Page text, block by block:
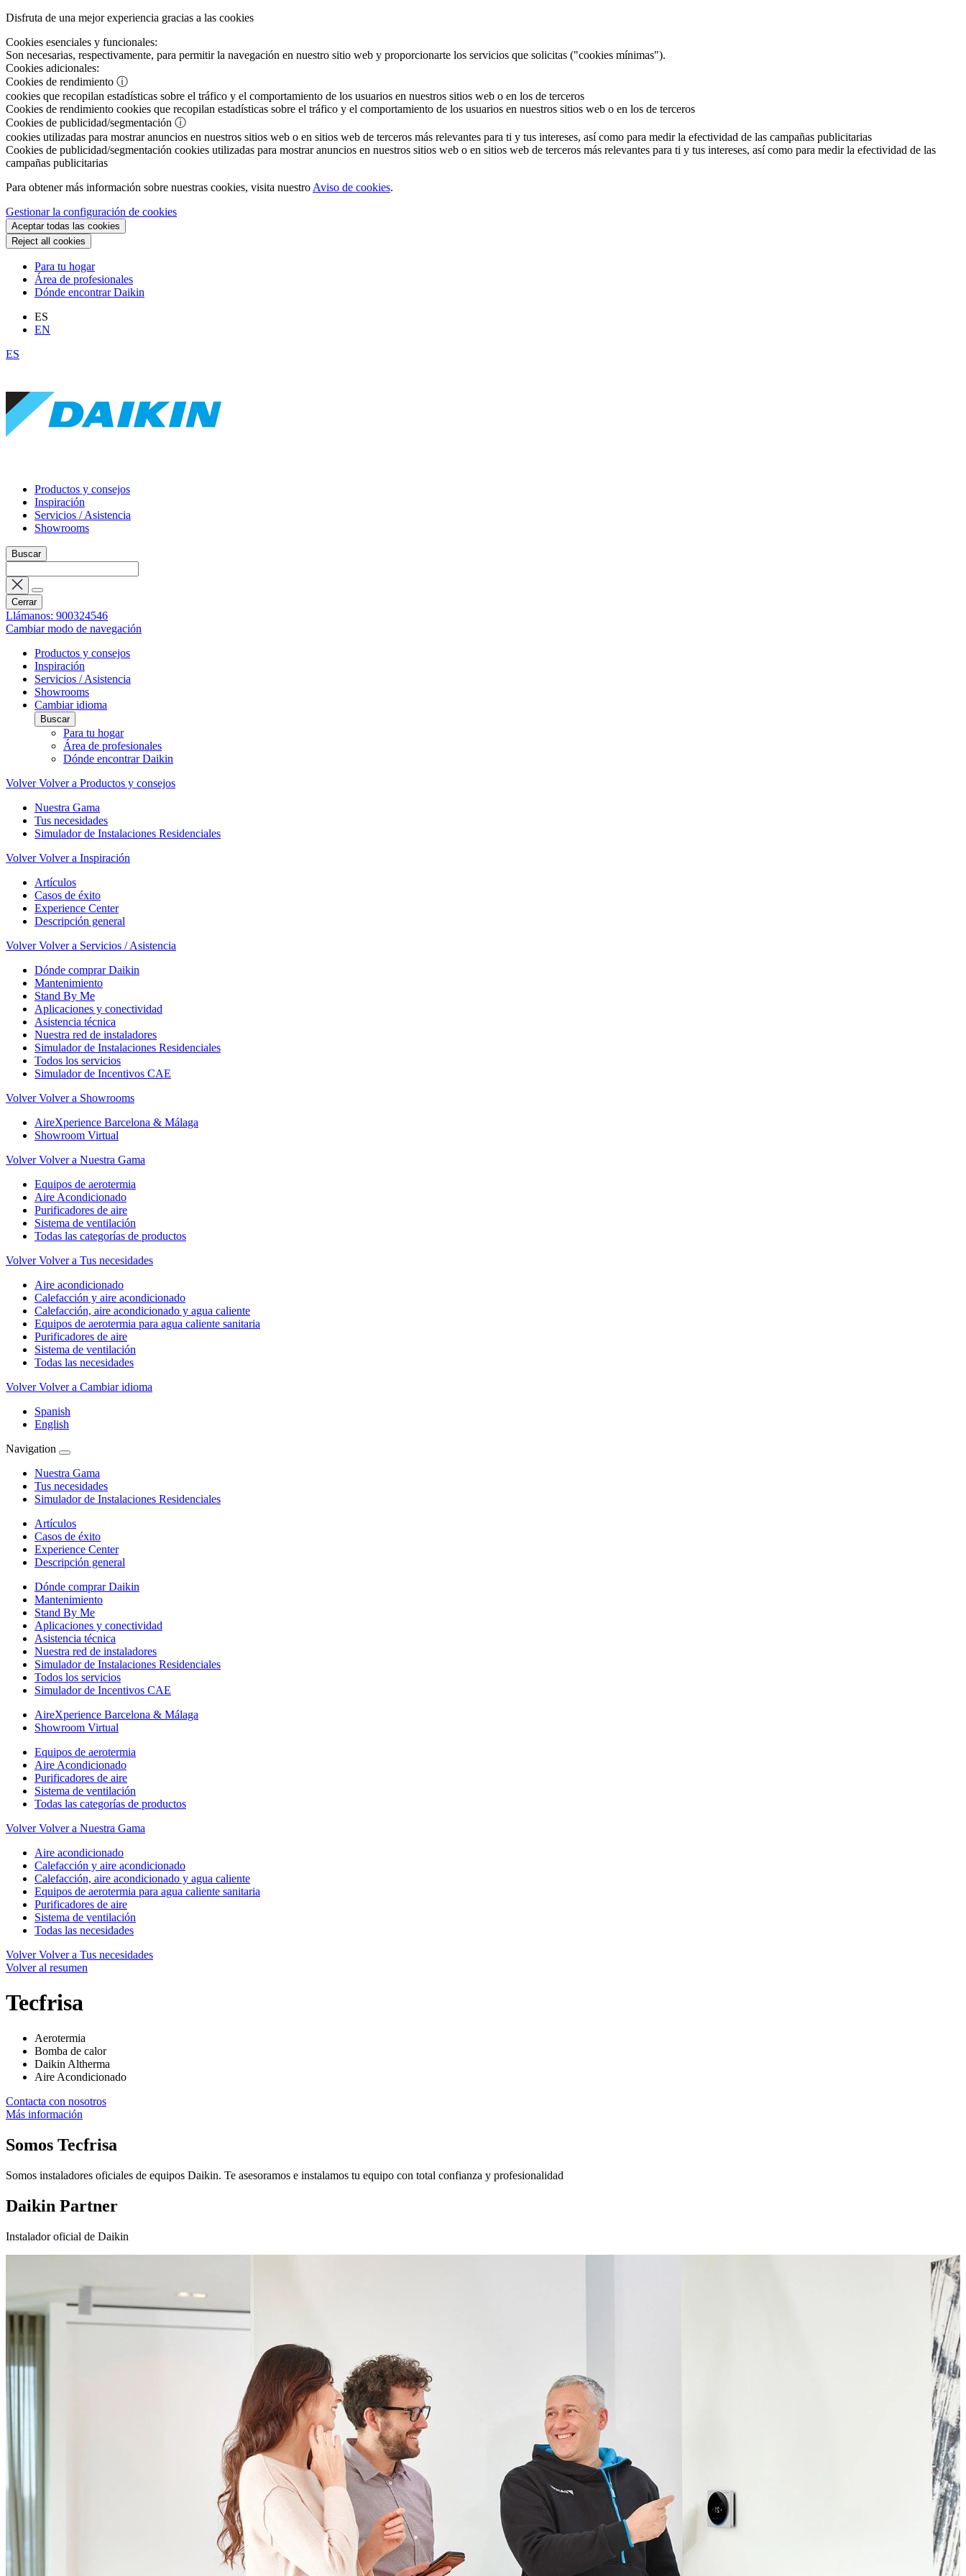
Disfruta de una mejor experiencia gracias a las cookies
Cookies esenciales y funcionales:
Son necesarias, respectivamente, para permitir la navegación en nuestro sitio web y proporcionarte los servicios que solicitas ("cookies mínimas").
Cookies adicionales:
Cookies de rendimiento ⓘ
cookies que recopilan estadísticas sobre el tráfico y el comportamiento de los usuarios en nuestros sitios web o en los de terceros
Cookies de rendimiento cookies que recopilan estadísticas sobre el tráfico y el comportamiento de los usuarios en nuestros sitios web o en los de terceros
Cookies de publicidad/segmentación ⓘ
cookies utilizadas para mostrar anuncios en nuestros sitios web o en sitios web de terceros más relevantes para ti y tus intereses, así como para medir la efectividad de las campañas publicitarias
Cookies de publicidad/segmentación cookies utilizadas para mostrar anuncios en nuestros sitios web o en sitios web de terceros más relevantes para ti y tus intereses, así como para medir la efectividad de las
campañas publicitarias
Para obtener más información sobre nuestras cookies, visita nuestro Aviso de cookies.
Gestionar la configuración de cookies
Aceptar todas las cookies
Reject all cookies
Para tu hogar
Área de profesionales
Dónde encontrar Daikin
ES
EN
ES
Productos y consejos
Inspiración
Servicios / Asistencia
Showrooms
Buscar
Cerrar
Llámanos: 900324546
Cambiar modo de navegación
Productos y consejos
Inspiración
Servicios / Asistencia
Showrooms
Cambiar idioma
Buscar
Para tu hogar
Área de profesionales
Dónde encontrar Daikin
Volver Volver a Productos y consejos
Nuestra Gama
Tus necesidades
Simulador de Instalaciones Residenciales
Volver Volver a Inspiración
Artículos
Casos de éxito
Experience Center
Descripción general
Volver Volver a Servicios / Asistencia
Dónde comprar Daikin
Mantenimiento
Stand By Me
Aplicaciones y conectividad
Asistencia técnica
Nuestra red de instaladores
Simulador de Instalaciones Residenciales
Todos los servicios
Simulador de Incentivos CAE
Volver Volver a Showrooms
AireXperience Barcelona & Málaga
Showroom Virtual
Volver Volver a Nuestra Gama
Equipos de aerotermia
Aire Acondicionado
Purificadores de aire
Sistema de ventilación
Todas las categorías de productos
Volver Volver a Tus necesidades
Aire acondicionado
Calefacción y aire acondicionado
Calefacción, aire acondicionado y agua caliente
Equipos de aerotermia para agua caliente sanitaria
Purificadores de aire
Sistema de ventilación
Todas las necesidades
Volver Volver a Cambiar idioma
Spanish
English
Navigation
Nuestra Gama
Tus necesidades
Simulador de Instalaciones Residenciales
Artículos
Casos de éxito
Experience Center
Descripción general
Dónde comprar Daikin
Mantenimiento
Stand By Me
Aplicaciones y conectividad
Asistencia técnica
Nuestra red de instaladores
Simulador de Instalaciones Residenciales
Todos los servicios
Simulador de Incentivos CAE
AireXperience Barcelona & Málaga
Showroom Virtual
Equipos de aerotermia
Aire Acondicionado
Purificadores de aire
Sistema de ventilación
Todas las categorías de productos
Volver Volver a Nuestra Gama
Aire acondicionado
Calefacción y aire acondicionado
Calefacción, aire acondicionado y agua caliente
Equipos de aerotermia para agua caliente sanitaria
Purificadores de aire
Sistema de ventilación
Todas las necesidades
Volver Volver a Tus necesidades
Volver al resumen
Tecfrisa
Aerotermia
Bomba de calor
Daikin Altherma
Aire Acondicionado
Contacta con nosotros
Más información
Somos Tecfrisa
Somos instaladores oficiales de equipos Daikin. Te asesoramos e instalamos tu equipo con total confianza y profesionalidad
Daikin Partner
Instalador oficial de Daikin